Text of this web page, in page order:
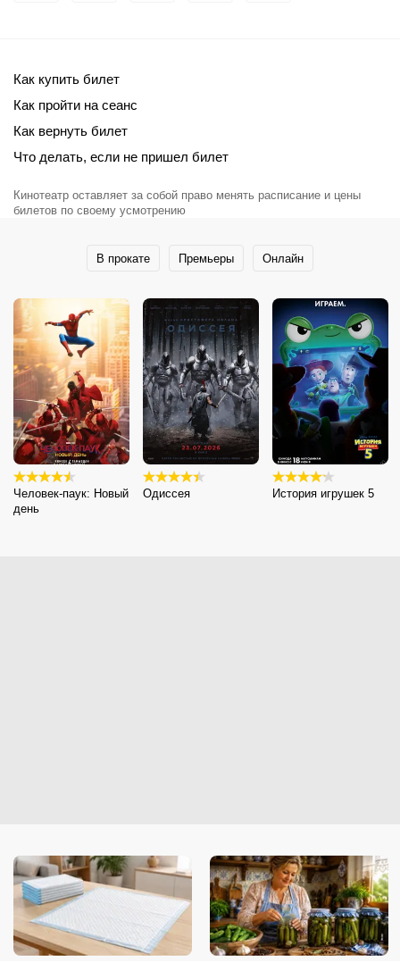
Как купить билет
Как пройти на сеанс
Как вернуть билет
Что делать, если не пришел билет
Кинотеатр оставляет за собой право менять расписание и цены
билетов по своему усмотрению
В прокате Премьеры Онлайн
Человек-паук: Новый
день
Одиссея История игрушек 5